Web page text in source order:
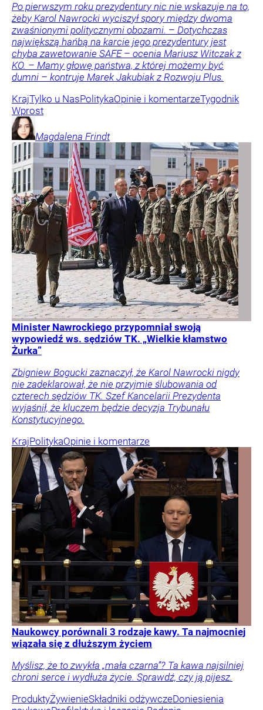
Po pierwszym roku prezydentury nic nie wskazuje na to,
żeby Karol Nawrocki wyciszył spory między dwoma
zwaśnionymi politycznymi obozami. – Dotychczas
największą hańbą na karcie jego prezydentury jest
chyba zawetowanie SAFE – ocenia Mariusz Witczak z
KO. – Mamy głowę państwa, z której możemy być
dumni – kontruje Marek Jakubiak z Rozwoju Plus.
KrajTylko u NasPolitykaOpinie i komentarzeTygodnik
Wprost
Magdalena Frindt
Minister Nawrockiego przypomniał swoją
wypowiedź ws. sędziów TK. „Wielkie kłamstwo
Żurka”
Zbigniew Bogucki zaznaczył, że Karol Nawrocki nigdy
nie zadeklarował, że nie przyjmie ślubowania od
czterech sędziów TK. Szef Kancelarii Prezydenta
wyjaśnił, że kluczem będzie decyzja Trybunału
Konstytucyjnego.
KrajPolitykaOpinie i komentarze
Naukowcy porównali 3 rodzaje kawy. Ta najmocniej
wiązała się z dłuższym życiem
Myślisz, że to zwykła „mała czarna”? Ta kawa najsilniej
chroni serce i wydłuża życie. Sprawdź, czy ją pijesz.
ProduktyŻywienieSkładniki odżywczeDoniesienia